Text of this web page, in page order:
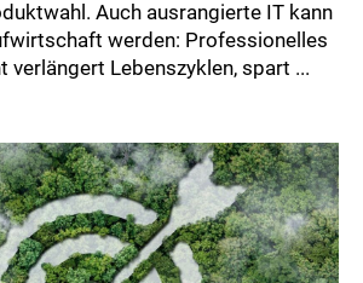
Auch ausrangierte IT kann
werden: Professionelles
verlängert Lebenszyklen, spart ...